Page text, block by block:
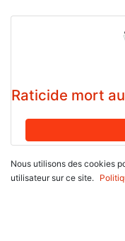
Raticide mort
Nous utilisons des cookies
utilisateur sur ce site.